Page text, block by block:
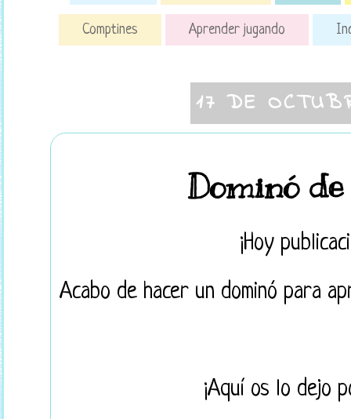
Comptines Aprender jugando
17 DE
Dominó
¡Hoy
Acabo de hacer un dominó para
¡Aquí os lo dejo